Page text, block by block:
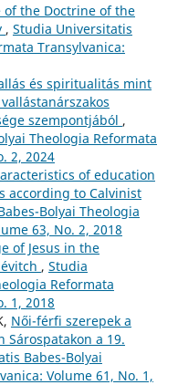
of the Doctrine of the
, Studia Universitatis
Transylvanica:
és spiritualitás mint
szempontjából ,
Theologia Reformata
2, 2024
of education
according to Calvinist
Bolyai Theologia
63, No. 2, 2018
of Jesus in the
, Studia
Reformata
1, 2018
Női-férfi szerepek a
Sárospatakon a 19.
Babes-Bolyai
Volume 61, No. 1,